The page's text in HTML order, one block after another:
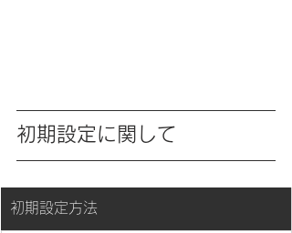
初期設定に関して
初期設定方法